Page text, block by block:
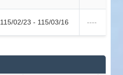
115/02/23 - 115/03/16 ----